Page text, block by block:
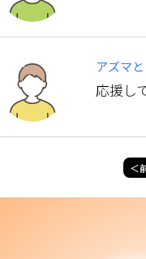
アズマ
応援し
＜